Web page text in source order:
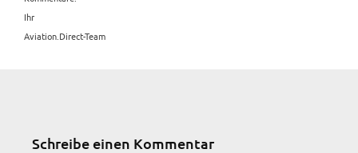
Ihr
Aviation.Direct-Team
Schreibe einen Kommentar